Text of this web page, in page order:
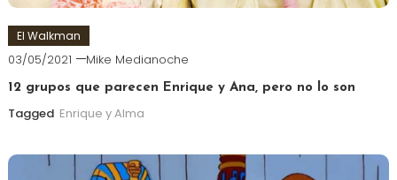
El Walkman
03/05/2021 Mike Medianoche
12 grupos que parecen Enrique y Ana, pero no lo son
Tagged Enrique y Alma